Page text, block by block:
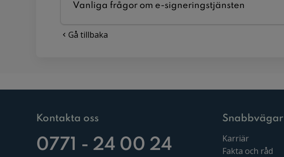
Vanliga frågor om e-signeringstjänsten
Gå tillbaka
Kontakta oss
0771 - 24 00 24
Snabbvägar
Karriär
Fakta och råd